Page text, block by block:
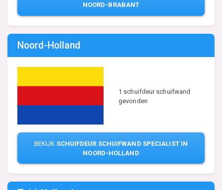
NOORD-BRABANT
Noord-Holland
1 schuifdeur schuifwand
gevonden
BEKIJK SCHUIFDEUR SCHUIFWAND SPECIALIST IN
NOORD-HOLLAND